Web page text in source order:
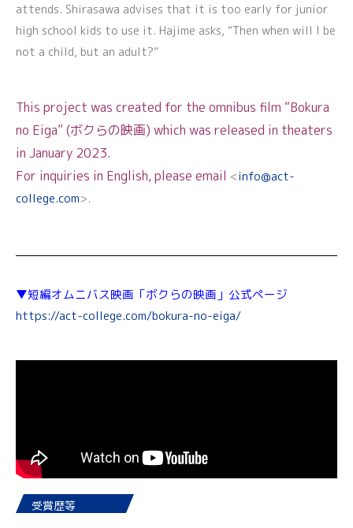
attends. Shirasawa advises that it is too early for junior
high school kids to use it. Hajime asks, “Then when will I be
not a child, but an adult?”
This project was created for the omnibus film “Bokura
no Eiga” (ボクらの映画) which was released in theaters
in January 2023.
For inquiries in English, please email <info@act-
college.com>.
▼短編オムニバス映画「ボクらの映画」公式ページ
https://act-college.com/bokura-no-eiga/
受賞歴等